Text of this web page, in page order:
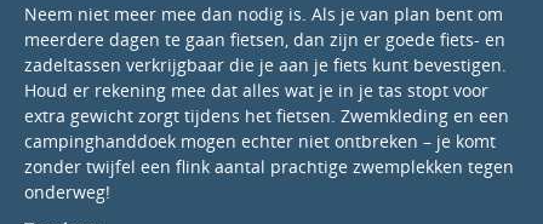
Neem niet meer mee dan nodig is. Als je van plan bent om
meerdere dagen te gaan fietsen, dan zijn er goede fiets- en
zadeltassen verkrijgbaar die je aan je fiets kunt bevestigen.
Houd er rekening mee dat alles wat je in je tas stopt voor
extra gewicht zorgt tijdens het fietsen. Zwemkleding en een
campinghanddoek mogen echter niet ontbreken – je komt
zonder twijfel een flink aantal prachtige zwemplekken tegen
onderweg!